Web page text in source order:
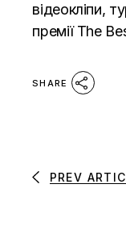
відеокліпи,
премії The
SHARE
PREV